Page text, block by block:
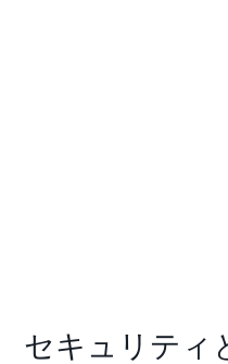
セキュリティ